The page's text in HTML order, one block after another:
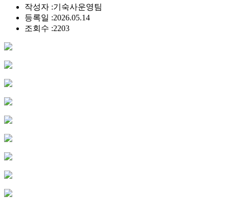
작성자 :기숙사운영팀
등록일 :2026.05.14
조회수 :2203